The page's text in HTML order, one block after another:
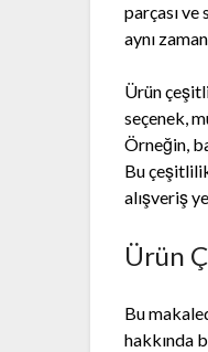
parçası
aynı
Ürün
seçenek,
Örneğin,
Bu
alışveriş
Ürün
Bu
hakkında